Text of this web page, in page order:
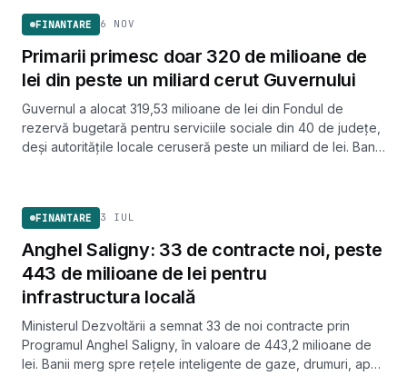
FINANTARE 6 NOV
Primarii primesc doar 320 de milioane de
lei din peste un miliard cerut Guvernului
Guvernul a alocat 319,53 milioane de lei din Fondul de
rezervă bugetară pentru serviciile sociale din 40 de județe,
deși autoritățile locale ceruseră peste un miliard de lei. Banii
FINANTARE 3 IUL
Anghel Saligny: 33 de contracte noi, peste
443 de milioane de lei pentru
infrastructura locală
Ministerul Dezvoltării a semnat 33 de noi contracte prin
Programul Anghel Saligny, în valoare de 443,2 milioane de
lei. Banii merg spre rețele inteligente de gaze, drumuri, apă